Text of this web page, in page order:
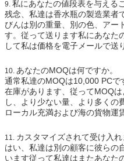
9. 私にあなたの値段表を与える
残念、私達は香水瓶の製造業者
びんは別の重量、別の色、アー
す。従って送ります私にあなた
して私は価格を電子メールで送
10. あなたのMOQは何ですか。
通常私達のMOQは10,000 PCで
在庫があります、従ってMOQ
し、より少ない量、より多くの
ローカル充満および海の貨物運
11. カスタマイズされて受け入れ
はい、私達は別の顧客に彼らの
います従って私達はまたあなた